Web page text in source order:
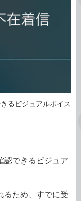
るビジュアルボイス
認できるビジュア
るため、すでに受